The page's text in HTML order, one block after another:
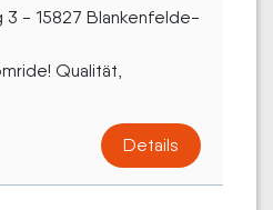
3 - 15827 Blankenfelde-
Qualität,
Details